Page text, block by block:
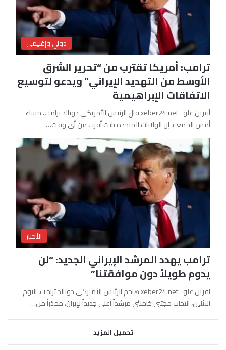
دولي وإقليمي
ترامب: أمريكا تقترب من “تحرير الشرق
الأوسط من التهديد الإيراني” ويدعو لتوسيع
الاتفاقات الإبراهيمية
آفرين علو ـ xeber24.net قال الرئيس الأمريكي دونالد ترامب، مساء
أمس الجمعة، إن الولايات المتحدة باتت أقرب من أي وقت…
الأخبار
ترامب يهدد المرشد الإيراني الجديد: “لن
يدوم طويلاً دون موافقتنا”
آفرين علو ـ xeber24.net هاجم الرئيس الأميركي دونالد ترامب، اليوم
الاثنين، انتخاب مجتبى خامنئي مرشداً أعلى جديداً لإيران، محذراً من…
تحميل المزيد